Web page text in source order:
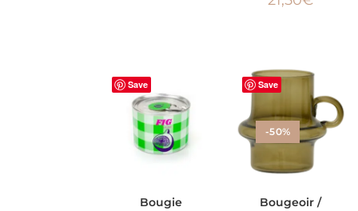
Save
Bougie
Save
-50%
AJOUTER AU
Bougeoir /